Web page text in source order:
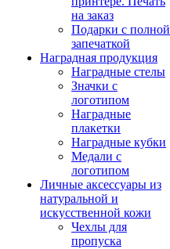
на заказ
Подарки с полной
запечаткой
Наградная продукция
Наградные стелы
Значки с
логотипом
Наградные
плакетки
Наградные кубки
Медали с
логотипом
Личные аксессуары из
натуральной и
искусственной кожи
Чехлы для
пропуска